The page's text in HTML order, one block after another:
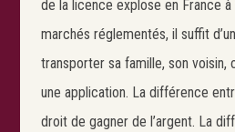
de la licence explose en France
marchés réglementés, il suffit
transporter sa famille, son voisin,
une application. La différence
droit de gagner de l’argent. La